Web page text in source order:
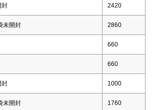
封 2420
未開封 2860
660
660
封 1000
未開封 1760